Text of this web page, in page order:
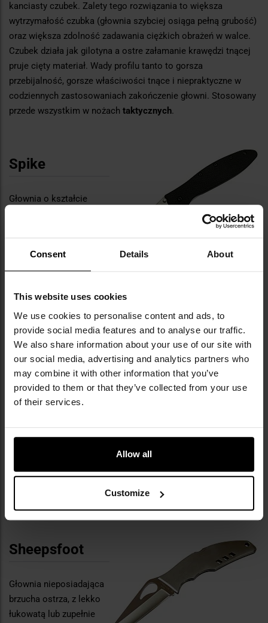
Consent Details About
This website uses cookies
We use cookies to personalise content and ads, to
provide social media features and to analyse our traffic.
We also share information about your use of our site with
our social media, advertising and analytics partners who
may combine it with other information that you’ve
provided to them or that they’ve collected from your use
of their services.
Allow all
Customize
kanciasty czubek. Zalety tego rozwiązania to większa
wytrzymałość czubka (głownia szybciej osiąga pełną grubość)
oraz większa zdolność zadawania ciężkich obrażeń w walce.
Czubek działa jak gilotyna a ostre załamanie krawędzi tnącej
pruje cięty materiał. Wady profilu tanto to gorsza
przebijalność, gorsze właściwości tnące i niepraktyczne w
codziennych zastosowaniach zakończenie głowni. Stosowany
przede wszystkim w nożach taktycznych.
Spike
Głownia o kształcie
czubkiem i minimalnym
łukiem krawędzi tnącej. Stosuje się ją w niewielkich
Warncliff
Ostrze przypominające
kształtem dziób
jastrzębia, podobne do
tnąca prosta (czasem
nawet wklęsła), grzbiet ostro spadający w kierunku czubka
Znajduje zastosowanie głównie w niewielkichnożach
Sheepsfoot
Głownia nieposiadająca
brzucha ostrza, z lekko
łukowatą lub zupełnie